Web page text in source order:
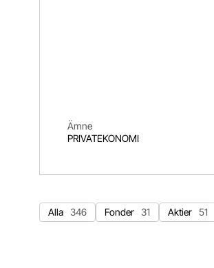
Ämne
PRIVATEKONOMI
Alla 346 Fonder 31 Aktier 51